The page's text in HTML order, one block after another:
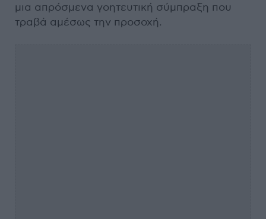
μια απρόσμενα γοητευτική σύμπραξη που
τραβά αμέσως την προσοχή.